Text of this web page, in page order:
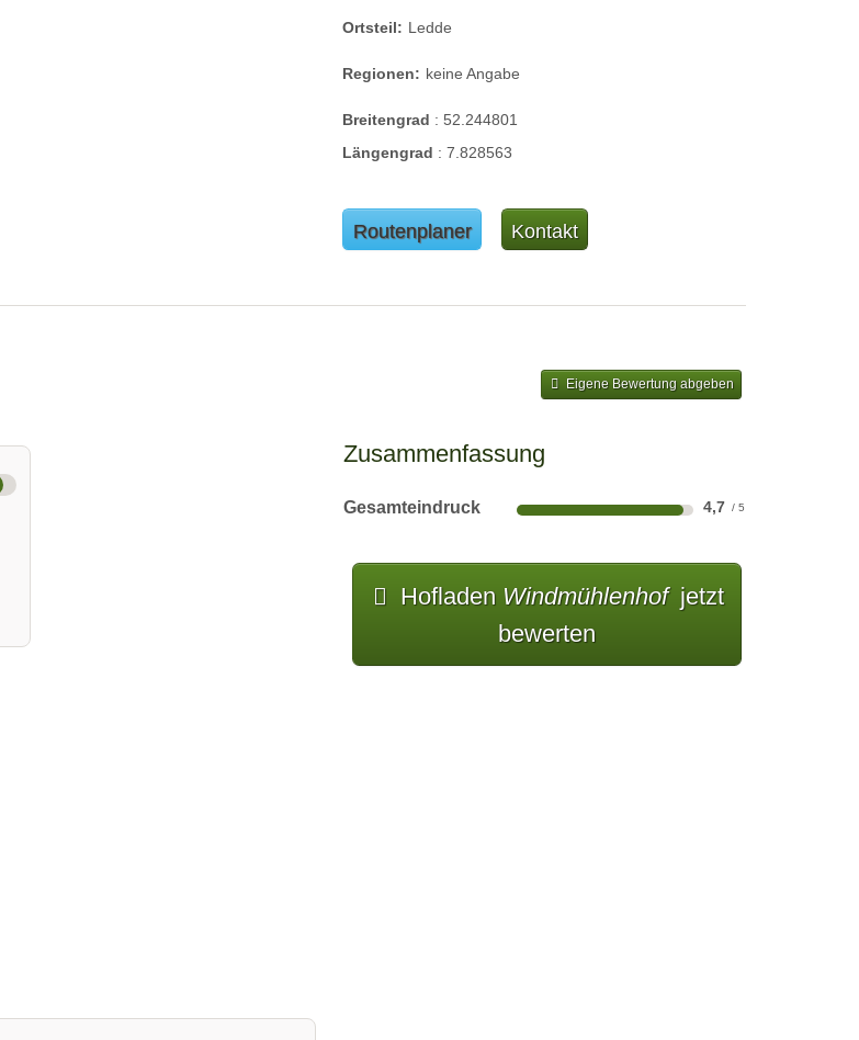
Ortsteil: Ledde
Regionen: keine Angabe
Breitengrad :52.244801
Längengrad :7.828563
Routenplaner Kontakt
Eigene Bewertung abgeben
Zusammenfassung
Gesamteindruck 4,7
Hofladen Windmühlenhof jetzt
bewerten